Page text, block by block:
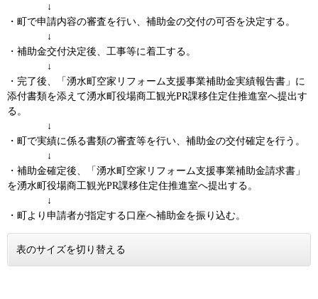
↓
・町で申請内容の審査を行い、補助金の交付の可否を決定する。
↓
・補助金交付決定後、工事等に着工する。
↓
・完了後、「湧水町空家リフォーム支援事業補助金実績報告書」に
添付書類を添えて湧水町役場商工観光PR課移住定住推進室へ提出す
る。
↓
・町で実績に係る書類の審査等を行い、補助金の交付確定を行う。
↓
・補助金確定後、「湧水町空家リフォーム支援事業補助金請求書」
を湧水町役場商工観光PR課移住定住推進室へ提出する。
↓
・町より申請者が指定する口座へ補助金を振り込む。
表のサイズを切り替える